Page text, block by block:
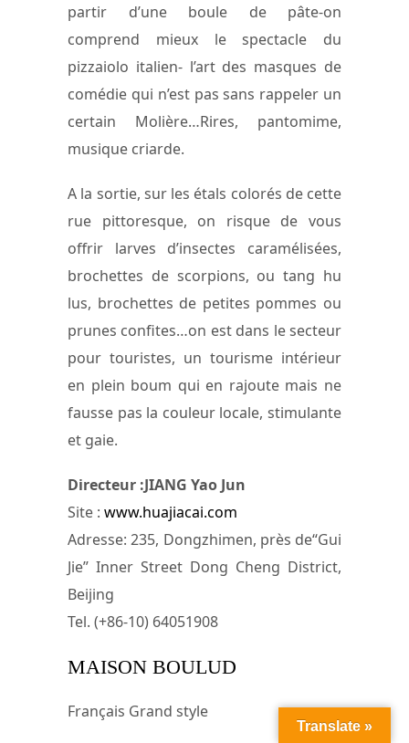
partir d’une boule de pâte-on
comprend mieux le spectacle du
pizzaiolo italien- l’art des masques de
comédie qui n’est pas sans rappeler un
certain Molière…Rires, pantomime,
musique criarde.
A la sortie, sur les étals colorés de cette
rue pittoresque, on risque de vous
offrir larves d’insectes caramélisées,
brochettes de scorpions, ou tang hu
lus, brochettes de petites pommes ou
prunes confites…on est dans le secteur
pour touristes, un tourisme intérieur
en plein boum qui en rajoute mais ne
fausse pas la couleur locale, stimulante
et gaie.
Directeur :JIANG Yao Jun
Site : www.huajiacai.com
Adresse: 235, Dongzhimen, près de“Gui
Jie” Inner Street Dong Cheng District,
Beijing
Tel. (+86-10) 64051908
MAISON BOULUD
Français Grand style
Translate »